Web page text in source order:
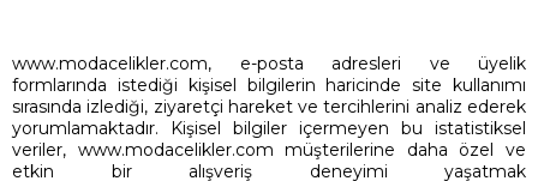
www.modacelikler.com, e-posta adresleri ve üyelik
formlarında istediği kişisel bilgilerin haricinde site kullanımı
sırasında izlediği, ziyaretçi hareket ve tercihlerini analiz ederek
yorumlamaktadır. Kişisel bilgiler içermeyen bu istatistiksel
veriler, www.modacelikler.com müşterilerine daha özel ve
etkin bir alışveriş deneyimi yaşatmak